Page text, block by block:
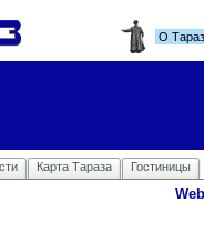
О
Карта Тараза Гостиницы